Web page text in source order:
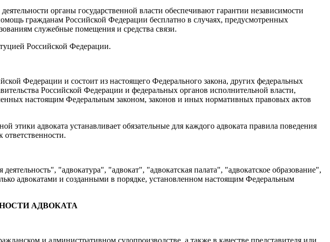
органы государственной власти обеспечивают гарантии независимости
гражданам Российской Федерации бесплатно в случаях, предусмотренных
служебные помещения и средства связи.
Российской Федерации.
Федерации и состоит из настоящего Федерального закона, других федеральных
Российской Федерации и федеральных органов исполнительной власти,
настоящим Федеральным законом, законов и иных нормативных правовых актов
адвоката устанавливает обязательные для каждого адвоката правила поведения
ответственности.
"адвокатура", "адвокат", "адвокатская палата", "адвокатское образование",
адвокатами и созданными в порядке, установленном настоящим Федеральным
АДВОКАТА